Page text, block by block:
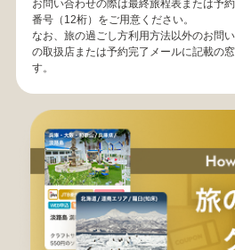
お問い合わせの際は最終旅程表または予
番号（12桁）をご用意ください。
なお、旅の過ごし方利用方法以外のお問
の取扱店または予約完了メールに記載の
す。